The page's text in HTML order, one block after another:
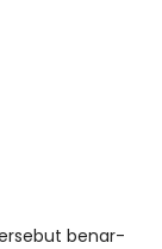
benar-